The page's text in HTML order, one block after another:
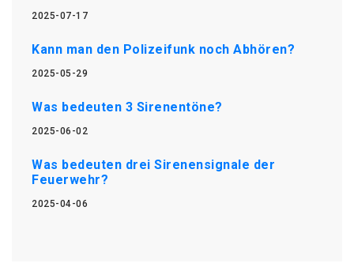
2025-07-17
Kann man den Polizeifunk noch Abhören?
2025-05-29
Was bedeuten 3 Sirenentöne?
2025-06-02
Was bedeuten drei Sirenensignale der
Feuerwehr?
2025-04-06